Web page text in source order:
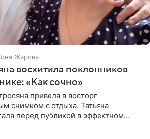
Жарова
восхитила поклонников
«Как сочно»
привела в восторг
снимком с отдыха. Татьяна
перед публикой в эффектном